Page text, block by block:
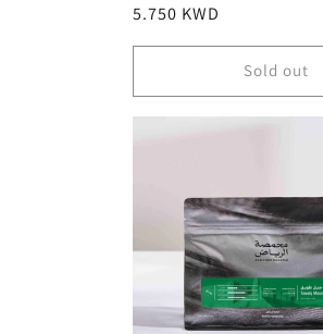
Regular
5.750 KWD
Sold out